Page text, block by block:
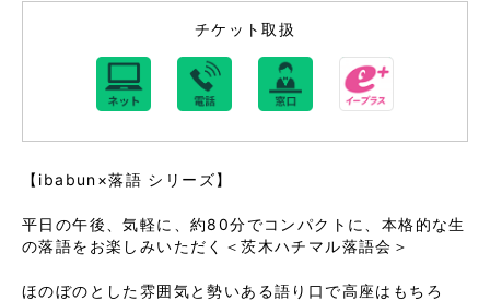
チケット取扱
【ibabun×落語 シリーズ】
平日の午後、気軽に、約80分でコンパクトに、本格的な生
の落語をお楽しみいただく＜茨木ハチマル落語会＞
ほのぼのとした雰囲気と勢いある語り口で高座はもちろ